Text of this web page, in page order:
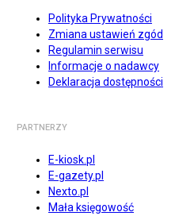
Polityka Prywatności
Zmiana ustawień zgód
Regulamin serwisu
Informacje o nadawcy
Deklaracja dostępności
PARTNERZY
E-kiosk.pl
E-gazety.pl
Nexto.pl
Mała księgowość